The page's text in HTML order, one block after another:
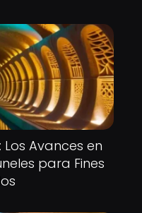
Avances en
para Fines